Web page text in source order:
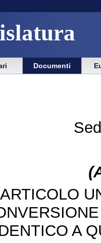
Documenti
ARTICOLO
A